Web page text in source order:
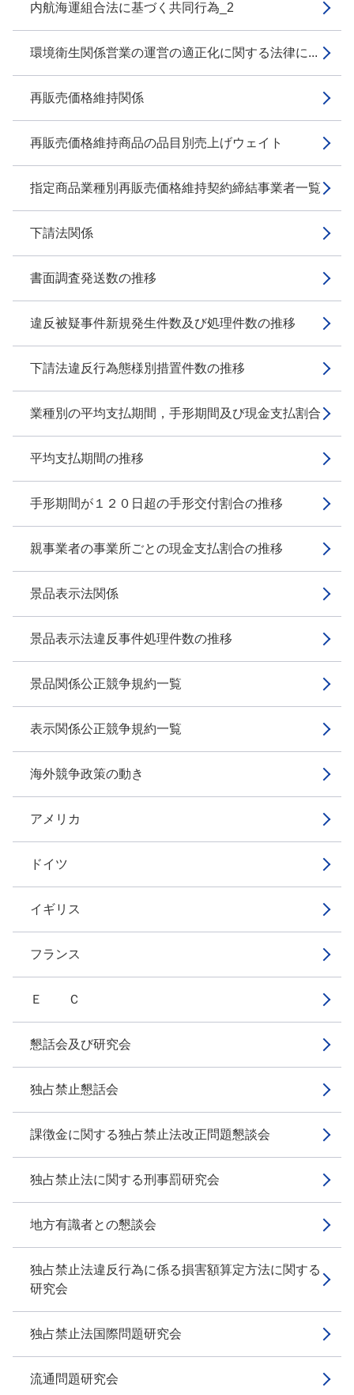
内航海運組合法に基づく共同行為_2
環境衛生関係営業の運営の適正化に関する法律に...
再販売価格維持関係
再販売価格維持商品の品目別売上げウェイト
指定商品業種別再販売価格維持契約締結事業者一覧
下請法関係
書面調査発送数の推移
違反被疑事件新規発生件数及び処理件数の推移
下請法違反行為態様別措置件数の推移
業種別の平均支払期間，手形期間及び現金支払割合
平均支払期間の推移
手形期間が１２０日超の手形交付割合の推移
親事業者の事業所ごとの現金支払割合の推移
景品表示法関係
景品表示法違反事件処理件数の推移
景品関係公正競争規約一覧
表示関係公正競争規約一覧
海外競争政策の動き
アメリカ
ドイツ
イギリス
フランス
Ｅ Ｃ
懇話会及び研究会
独占禁止懇話会
課徴金に関する独占禁止法改正問題懇談会
独占禁止法に関する刑事罰研究会
地方有識者との懇談会
独占禁止法違反行為に係る損害額算定方法に関する
研究会
独占禁止法国際問題研究会
流通問題研究会